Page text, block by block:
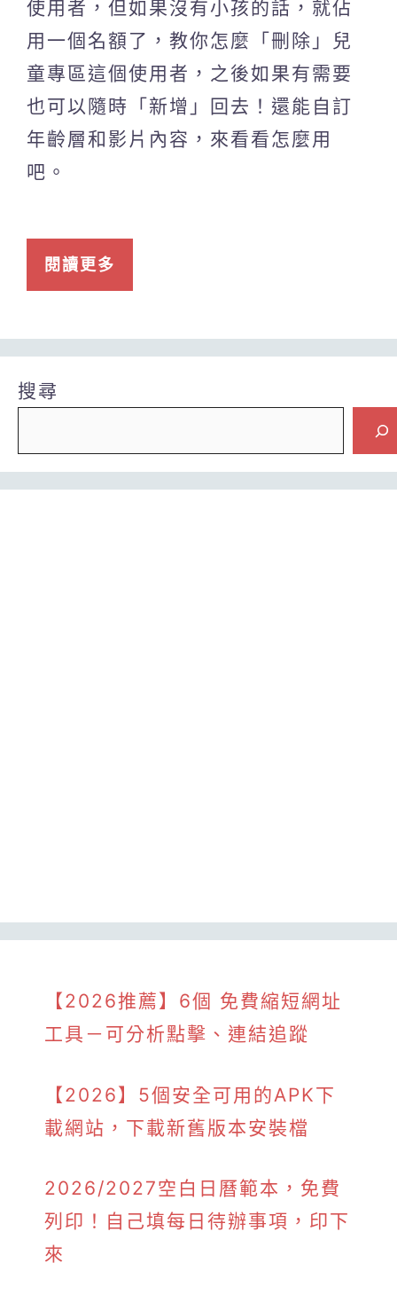
使用者，但如果沒有小孩的話，就佔
用一個名額了，教你怎麼「刪除」兒
童專區這個使用者，之後如果有需要
也可以隨時「新增」回去！還能自訂
年齡層和影片內容，來看看怎麼用
吧。
閱讀更多
搜尋
【2026推薦】6個 免費縮短網址
工具－可分析點擊、連結追蹤
【2026】5個安全可用的APK下
載網站，下載新舊版本安裝檔
2026/2027空白日曆範本，免費
列印！自己填每日待辦事項，印下
來